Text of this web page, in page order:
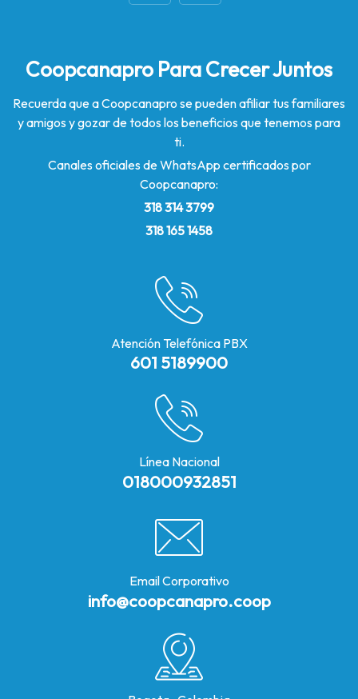
Coopcanapro Para Crecer Juntos
Recuerda que a Coopcanapro se pueden afiliar tus familiares
y amigos y gozar de todos los beneficios que tenemos para
ti.
Canales oficiales de WhatsApp certificados por
Coopcanapro:
318 314 3799
318 165 1458
Atención Telefónica PBX
601 5189900
Línea Nacional
018000932851
Email Corporativo
info@coopcanapro.coop